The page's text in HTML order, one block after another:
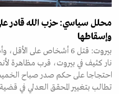
محلل سياسي: حزب الله قادر
وإسقاطها
بيروت: قتل 6 أشخاص على
نار كثيف في بيروت، قرب مظاهرة
احتجاجا على حكم صدر صباح
تطالب بتغيير المحقق العدلي في